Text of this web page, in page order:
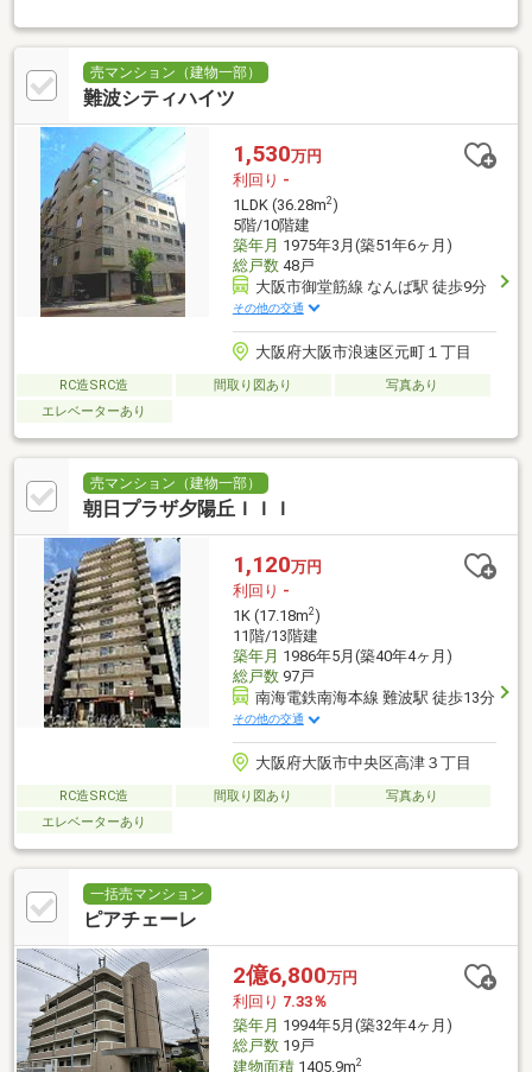
売マンション（建物一部）
難波シティハイツ
1,530万円
利回り -
1LDK (36.28m2)
5階/10階建
築年月 1975年3月(築51年6ヶ月)
総戸数48戸
大阪市御堂筋線 なんば駅 徒歩9分
その他の交通
大阪府大阪市浪速区元町１丁目
RC造SRC造 間取り図あり
写真あり
エレベーターあり
売マンション（建物一部）
朝日プラザ夕陽丘ＩＩＩ
1,120万円
利回り -
1K (17.18m2)
11階/13階建
築年月 1986年5月(築40年4ヶ月)
総戸数97戸
南海電鉄南海本線 難波駅 徒歩13分
その他の交通
大阪府大阪市中央区高津３丁目
RC造SRC造 間取り図あり
写真あり
エレベーターあり
一括売マンション
ピアチェーレ
2億6,800万円
利回り 7.33％
築年月 1994年5月(築32年4ヶ月)
総戸数19戸
建物面積1405.9m2